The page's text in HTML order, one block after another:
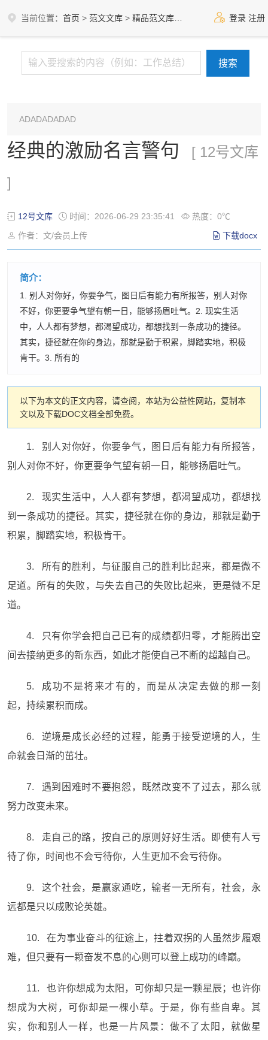
当前位置： 首页 > 范文文库 > 精品范文库 12号文库 登录 注册
ADADADADAD
经典的激励名言警句
[ 12号文库
]
12号文库 时间：2026-06-29 23:35:41
热度：0℃
作者：文/会员上传
下载docx
简介：
1. 别人对你好，你要争气，图日后有能力有所报答，别人对你
不好，你更要争气望有朝一日，能够扬眉吐气。2. 现实生活
中，人人都有梦想，都渴望成功，都想找到一条成功的捷径。
其实，捷径就在你的身边，那就是勤于积累，脚踏实地，积极
肯干。3. 所有的
以下为本文的正文内容，请查阅，本站为公益性网站，复制本
文以及下载DOC文档全部免费。
1. 别人对你好，你要争气，图日后有能力有所报答，
别人对你不好，你更要争气望有朝一日，能够扬眉吐气。
2. 现实生活中，人人都有梦想，都渴望成功，都想找
到一条成功的捷径。其实，捷径就在你的身边，那就是勤于
积累，脚踏实地，积极肯干。
3. 所有的胜利，与征服自己的胜利比起来，都是微不
足道。所有的失败，与失去自己的失败比起来，更是微不足
道。
4. 只有你学会把自己已有的成绩都归零，才能腾出空
间去接纳更多的新东西，如此才能使自己不断的超越自己。
5. 成功不是将来才有的，而是从决定去做的那一刻
起，持续累积而成。
6. 逆境是成长必经的过程，能勇于接受逆境的人，生
命就会日渐的茁壮。
7. 遇到困难时不要抱怨，既然改变不了过去，那么就
努力改变未来。
8. 走自己的路，按自己的原则好好生活。即使有人亏
待了你，时间也不会亏待你，人生更加不会亏待你。
9. 这个社会，是赢家通吃，输者一无所有，社会，永
远都是只以成败论英雄。
10. 在为事业奋斗的征途上，拄着双拐的人虽然步履艰
难，但只要有一颗奋发不息的心则可以登上成功的峰巅。
11. 也许你想成为太阳，可你却只是一颗星辰；也许你
想成为大树，可你却是一棵小草。于是，你有些自卑。其
实，你和别人一样，也是一片风景：做不了太阳，就做星